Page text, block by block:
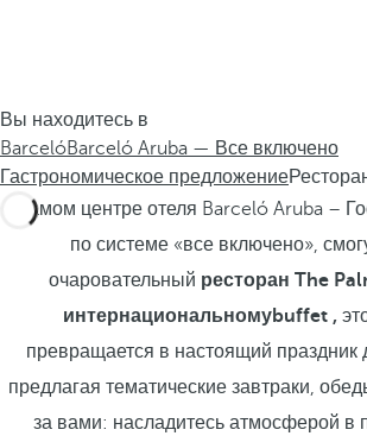
Вы находитесь в
BarcelóBarceló Aruba — Все включено
Гастрономическое предложение
В самом центре отеля Barceló Aruba –
по системе «все включено»,
очаровательный ресторан The
интернациональномуbuffet ,
превращается в настоящий праздник
предлагая тематические завтраки,
за вами: насладитесь атмосферой в